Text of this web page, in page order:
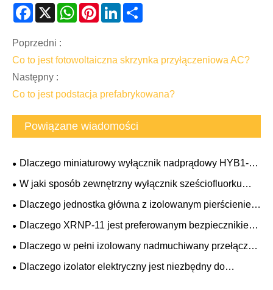
Facebook
X WhatsAppPinterestLinkedIn
Poprzedni :
Co to jest fotowoltaiczna skrzynka przyłączeniowa AC?
Następny :
Co to jest podstacja prefabrykowana?
Powiązane wiadomości
Dlaczego miniaturowy wyłącznik nadprądowy HYB1-
125 C100 MCB to mądry wybór zapewniający
niezawodną ochronę elektryczną
W jaki sposób zewnętrzny wyłącznik sześciofluorku
siarki (SF₆) wysokiego napięcia prądu przemiennego
systemów zasilania
Dlaczego jednostka główna z izolowanym pierścieniem
stałym 24 kV staje się preferowanym wyborem w
Dlaczego XRNP-11 jest preferowanym bezpiecznikiem
ograniczającym prąd wysokiego napięcia do ochrony
Dlaczego w pełni izolowany nadmuchiwany przełącznik
pierścieniowy 12 kV staje się preferowanym wyborem w
nowoczesnych sieciach dystrybucji energii
Dlaczego izolator elektryczny jest niezbędny do